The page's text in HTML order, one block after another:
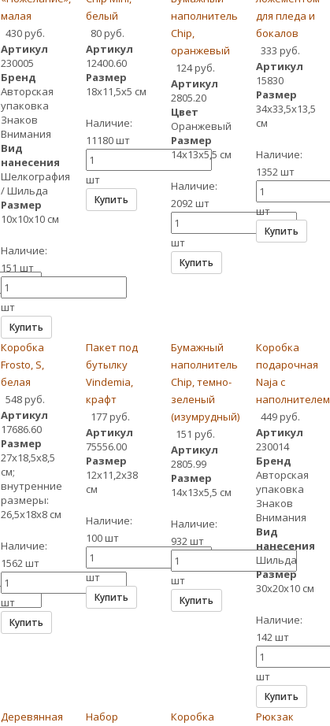
малая
430 руб.
Артикул
230005
Бренд
Авторская
упаковка
Знаков
Внимания
Вид
нанесения
Шелкография
/ Шильда
Размер
10х10х10 см
Наличие:
151 шт
шт
Купить
белый
80 руб.
Артикул
12400.60
Размер
18x11,5x5 см
Наличие:
11180 шт
шт
Купить
наполнитель
Chip,
оранжевый
124 руб.
Артикул
2805.20
Цвет
Оранжевый
Размер
14х13х5,5 см
Наличие:
2092 шт
шт
Купить
для пледа и
бокалов
333 руб.
Артикул
15830
Размер
34х33,5х13,5
см
Наличие:
1352 шт
шт
Купить
Коробка
Frosto, S,
белая
548 руб.
Артикул
17686.60
Размер
27х18,5х8,5
см;
внутренние
размеры:
26,5х18х8 см
Наличие:
1562 шт
шт
Купить
Пакет под
бутылку
Vindemia,
крафт
177 руб.
Артикул
75556.00
Размер
12х11,2х38
см
Наличие:
100 шт
шт
Купить
Бумажный
наполнитель
Chip, темно-
зеленый
(изумрудный)
151 руб.
Артикул
2805.99
Размер
14х13х5,5 см
Наличие:
932 шт
шт
Купить
Коробка
подарочная
Naja с
наполнителем
449 руб.
Артикул
230014
Бренд
Авторская
упаковка
Знаков
Внимания
Вид
нанесения
Шильда
Размер
30х20х10 см
Наличие:
142 шт
шт
Купить
Деревянная
Набор
Коробка
Рюкзак